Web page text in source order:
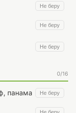
Не беру
Не беру
Не беру
0/16
панама Не беру